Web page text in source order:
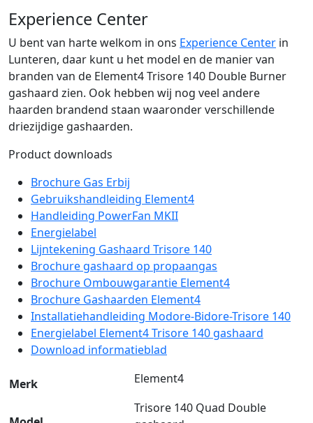
Experience Center
U bent van harte welkom in ons Experience Center in
Lunteren, daar kunt u het model en de manier van
branden van de Element4 Trisore 140 Double Burner
gashaard zien. Ook hebben wij nog veel andere
haarden brandend staan waaronder verschillende
driezijdige gashaarden.
Product downloads
Brochure Gas Erbij
Gebruikshandleiding Element4
Handleiding PowerFan MKII
Energielabel
Lijntekening Gashaard Trisore 140
Brochure gashaard op propaangas
Brochure Ombouwgarantie Element4
Brochure Gashaarden Element4
Installatiehandleiding Modore-Bidore-Trisore 140
Energielabel Element4 Trisore 140 gashaard
Download informatieblad
Merk Element4
Trisore 140 Quad Double